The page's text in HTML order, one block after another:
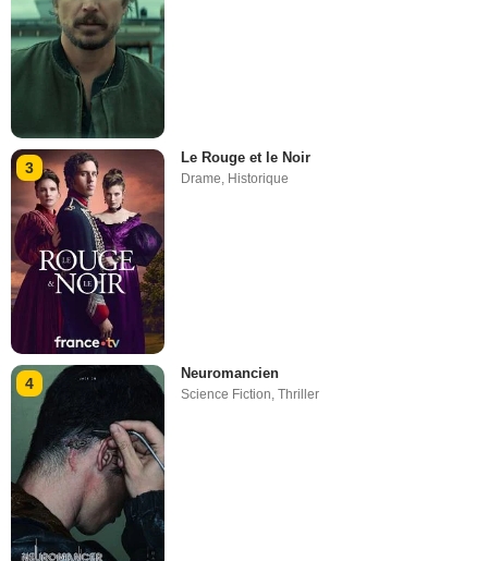
3
Le Rouge et le Noir
Drame, Historique
4
Neuromancien
Science Fiction,Thriller